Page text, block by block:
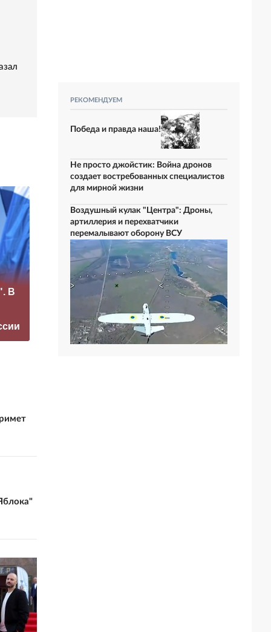
В
«Это конец всего»:
Захарова
прокомментировал
а фестиваль в
Юрмале
После удара по
Киеву жители
заговорили на
русском
РЕКОМЕНДУЕМ
Победа и правда наша!
Не просто джойстик: Война дронов
создает востребованных специалистов
для мирной жизни
Воздушный кулак "Центра": Дроны,
артиллерия и перехватчики
перемалывают оборону ВСУ